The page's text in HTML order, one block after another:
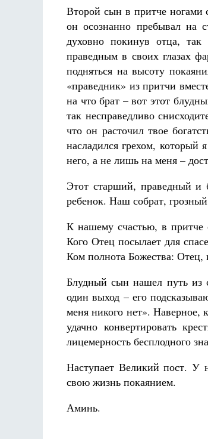
Второй сын в притче
он осознанно пребывал на
духовно покинув отца,
праведным в своих глазах
подняться на высоту
«праведник» из притчи
на что брат – вот этот
так несправедливо
что он расточил твое
насладился грехом,
него, а не лишь на меня –
Этот старший, праведный и
ребенок. Наш собрат,
К нашему счастью, в притче
Кого Отец посылает для
Ком полнота Божества:
Блудный сын нашел путь из
один выход – его
меня никого нет». Наверное,
удачно конвертировать
лицемерность бесплодного
Наступает Великий пост. У
свою жизнь покаянием.
Аминь.